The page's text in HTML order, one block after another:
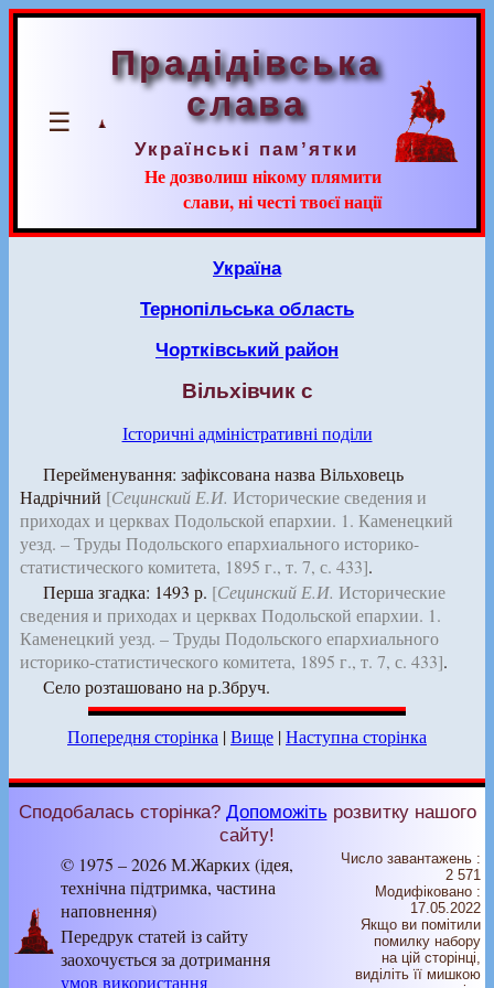
☰
Прадідівська
слава
Українські пам’ятки
Не дозволиш нікому плямити
слави, ні честі твоєї нації
Україна
Тернопільська область
Чортківський район
Вільхівчик с
Історичні адміністративні поділи
Перейменування: зафіксована назва Вільховець
Надрічний [Сецинский Е.И. Исторические сведения и
приходах и церквах Подольской епархии. 1. Каменецкий
уезд. – Труды Подольского епархиального историко-
статистического комитета, 1895 г., т. 7, с. 433].
Перша згадка: 1493 р. [Сецинский Е.И. Исторические
сведения и приходах и церквах Подольской епархии. 1.
Каменецкий уезд. – Труды Подольского епархиального
историко-статистического комитета, 1895 г., т. 7, с. 433].
Село розташовано на р.Збруч.
Попередня сторінка |Вище |Наступна сторінка
Сподобалась сторінка? Допоможіть розвитку нашого
сайту!
© 1975 – 2026 М.Жарких (ідея,
технічна підтримка, частина
наповнення)
Передрук статей із сайту
заохочується за дотримання
умов використання
Число завантажень :
2 571
Модифіковано :
17.05.2022
Якщо ви помітили
помилку набору
на цiй сторiнцi,
видiлiть її мишкою